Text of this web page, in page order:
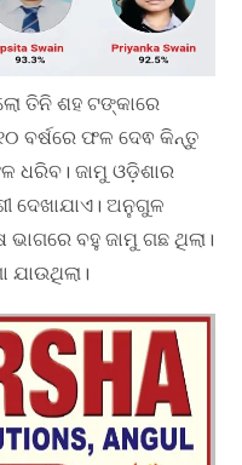
ତିନି ଶହ ଟଙ୍କାରେ
ବର୍ଷରେ ଫଳ ଦେଵ କିନ୍ତୁ
ଧରିବ। ଜାମୁ ଓଡ଼ିଶାର
ଦେଖାଯାଏ। ଅନୁଗୁଳ
ବହୁ ଜାମୁ ଗଛ ଥିଲା।
ଯାଉଥିଲା।